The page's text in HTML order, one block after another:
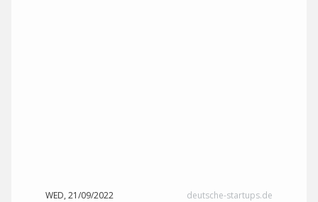
WED, 21/09/2022 deutsche-startups.de